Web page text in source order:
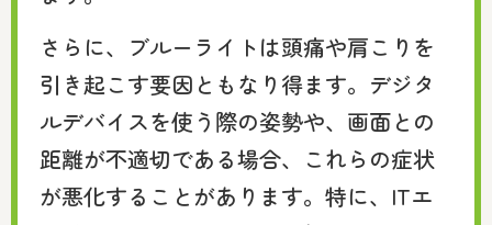
さらに、ブルーライトは頭痛や肩こりを
引き起こす要因ともなり得ます。デジタ
ルデバイスを使う際の姿勢や、画面との
距離が不適切である場合、これらの症状
が悪化することがあります。特に、ITエ